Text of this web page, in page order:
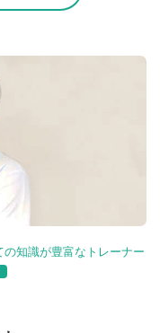
知識が豊富なトレーナー